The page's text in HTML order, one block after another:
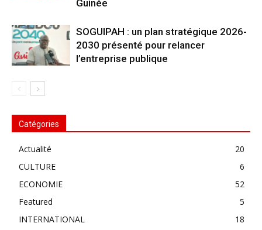
Guinée
SOGUIPAH : un plan stratégique 2026-
2030 présenté pour relancer
l’entreprise publique
Catégories
Actualité
20
CULTURE
6
ECONOMIE
52
Featured
5
INTERNATIONAL
18